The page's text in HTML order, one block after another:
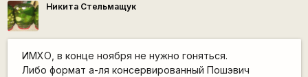
Никита Стельмащук
ИМХО, в конце ноября не нужно гоняться.
Либо формат а-ля консервированный Пошэвич